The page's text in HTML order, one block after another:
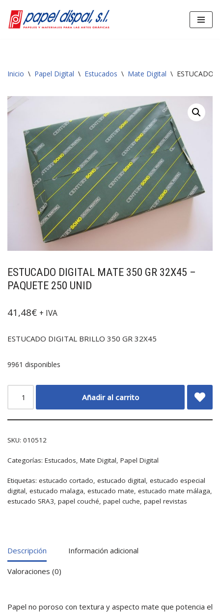
Saltar
Inicio \ Papel Digital \ Estucados \ Mate Digital \ ESTUCADO
ESTUCADO DIGITAL MATE 350 GR 32X45 –
PAQUETE 250 UNID
41,48€ + IVA
ESTUCADO DIGITAL BRILLO 350 GR 32X45
9961 disponibles
Añadir al carrito
SKU: 010512
Categorías: Estucados Mate Digital Papel Digital
Etiquetas: estucado cortado estucado digital estucado especial
digital estucado malaga estucado mate estucado mate málaga
estucado SRA3 papel couché papel cuche papel revistas
Descripción Información adicional
Valoraciones (0)
Papel no poroso con textura y aspecto mate que potencia el